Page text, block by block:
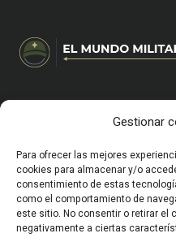
Gestionar
Para ofrecer las mejores
cookies para almacenar y/o
consentimiento de estas
como el comportamiento de
este sitio. No consentir o retirar el
negativamente a ciertas
VIDA
EQUIPAMIENTO
OCIO Y
CURIOSIDADES Y